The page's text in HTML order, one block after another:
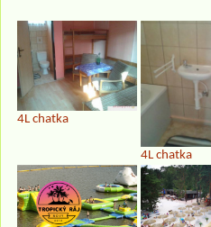
4L chatka
4L chatka